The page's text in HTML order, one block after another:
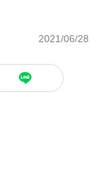
2021/06/28